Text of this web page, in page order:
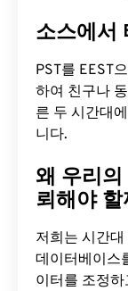
소스에서
PST를 EEST
하여 친구나
른 두 시간대
니다.
왜 우리
뢰해야
저희는 시간
데이터베이스
이터를 조정